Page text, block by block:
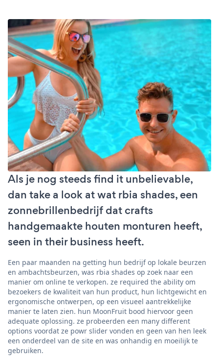
Als je nog steeds find it unbelievable,
dan take a look at wat rbia shades, een
zonnebrillenbedrijf dat crafts
handgemaakte houten monturen heeft,
seen in their business heeft.
Een paar maanden na getting hun bedrijf op lokale beurzen
en ambachtsbeurzen, was rbia shades op zoek naar een
manier om online te verkopen. ze required the ability om
bezoekers de kwaliteit van hun product, hun lichtgewicht en
ergonomische ontwerpen, op een visueel aantrekkelijke
manier te laten zien. hun MoonFruit bood hiervoor geen
adequate oplossing. ze probeerden een many different
options voordat ze powr slider vonden en geen van hen leek
een onderdeel van de site en was onhandig en moeilijk te
gebruiken.